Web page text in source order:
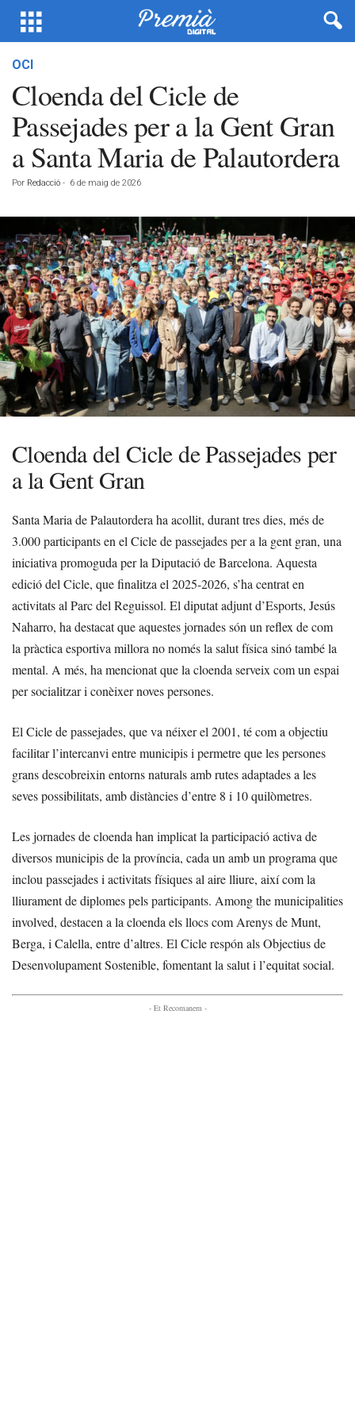
OCI
Cloenda del Cicle de
Passejades per a la Gent Gran
a Santa Maria de Palautordera
Por Redacció - 6 de maig de 2026
Cloenda del Cicle de Passejades per
a la Gent Gran
Santa Maria de Palautordera ha acollit, durant tres dies, més de
3.000 participants en el Cicle de passejades per a la gent gran, una
iniciativa promoguda per la Diputació de Barcelona. Aquesta
edició del Cicle, que finalitza el 2025-2026, s’ha centrat en
activitats al Parc del Reguissol. El diputat adjunt d’Esports, Jesús
Naharro, ha destacat que aquestes jornades són un reflex de com
la pràctica esportiva millora no només la salut física sinó també la
mental. A més, ha mencionat que la cloenda serveix com un espai
per socialitzar i conèixer noves persones.
El Cicle de passejades, que va néixer el 2001, té com a objectiu
facilitar l’intercanvi entre municipis i permetre que les persones
grans descobreixin entorns naturals amb rutes adaptades a les
seves possibilitats, amb distàncies d’entre 8 i 10 quilòmetres.
Les jornades de cloenda han implicat la participació activa de
diversos municipis de la província, cada un amb un programa que
inclou passejades i activitats físiques al aire lliure, així com la
lliurament de diplomes pels participants. Among the municipalities
involved, destacen a la cloenda els llocs com Arenys de Munt,
Berga, i Calella, entre d’altres. El Cicle respón als Objectius de
Desenvolupament Sostenible, fomentant la salut i l’equitat social.
- Et Recomanem -